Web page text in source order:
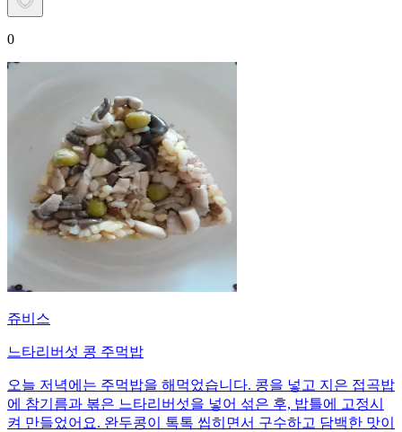
0
쥬비스
느타리버섯 콩 주먹밥
오늘 저녁에는 주먹밥을 해먹었습니다. 콩을 넣고 지은 접곡밥
에 참기름과 볶은 느타리버섯을 넣어 섞은 후, 밥틀에 고정시
켜 만들었어요. 완두콩이 톡톡 씹히면서 구수하고 담백한 맛이